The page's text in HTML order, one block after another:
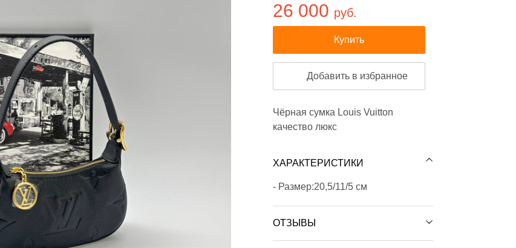
26 000 руб.
Купить
Добавить в избранное
Чёрная сумка Louis Vuitton
качество люкс
ХАРАКТЕРИСТИКИ
- Размер:20,5/11/5 см
ОТЗЫВЫ